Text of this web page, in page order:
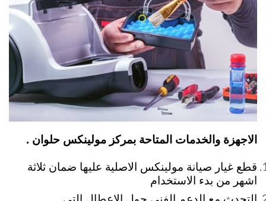
الاجهزة والخدمات المتاحة بمركز مولينكس حلوان .
قطع غيار صيانة مولينكس الاصلية عليها ضمان ثلاثة
اشهر من بدء الاستخدام